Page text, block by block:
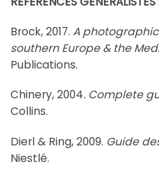
Brock, 2017. A
southern Europe & the
Publications.
Chinery, 2004. Complete
Collins.
Dierl & Ring, 2009. Guide
Niestlé.